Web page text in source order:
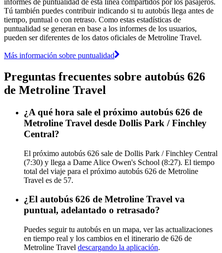
informes de puntualidad de esta línea compartidos por los pasajeros.
Tú también puedes contribuir indicando si tu autobús llega antes de
tiempo, puntual o con retraso. Como estas estadísticas de
puntualidad se generan en base a los informes de los usuarios,
pueden ser diferentes de los datos oficiales de Metroline Travel.
Más información sobre puntualidad
Preguntas frecuentes sobre autobús 626
de Metroline Travel
¿A qué hora sale el próximo autobús 626 de
Metroline Travel desde Dollis Park / Finchley
Central?
El próximo autobús 626 sale de Dollis Park / Finchley Central
(7:30) y llega a Dame Alice Owen's School (8:27). El tiempo
total del viaje para el próximo autobús 626 de Metroline
Travel es de 57.
¿El autobús 626 de Metroline Travel va
puntual, adelantado o retrasado?
Puedes seguir tu autobús en un mapa, ver las actualizaciones
en tiempo real y los cambios en el itinerario de 626 de
Metroline Travel descargando la aplicación.